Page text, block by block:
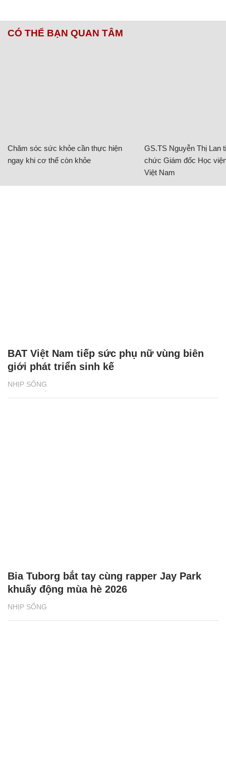
CÓ THỂ BẠN QUAN TÂM
Chăm sóc sức khỏe cần thực hiện
ngay khi cơ thể còn khỏe
GS.TS Nguyễn Thị Lan
chức Giám đốc Học
Việt Nam
NHỊP SỐNG
BAT Việt Nam tiếp sức phụ nữ vùng biên
giới phát triển sinh kế
NHỊP SỐNG
Bia Tuborg bắt tay cùng rapper Jay Park
khuấy động mùa hè 2026